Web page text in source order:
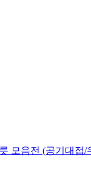
모음전 (공기대접/